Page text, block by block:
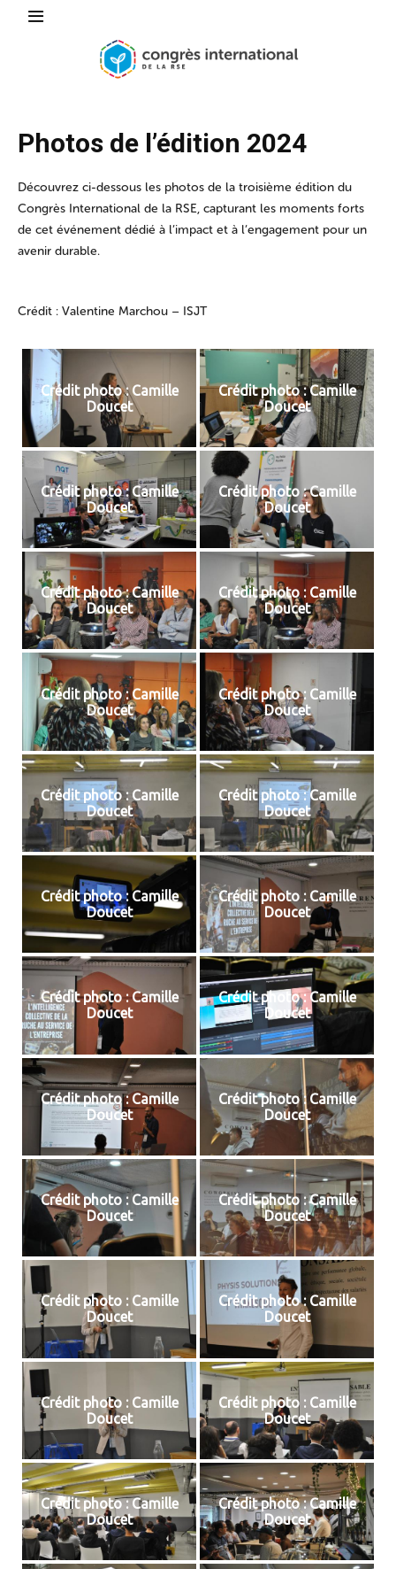
Photos de l’édition 2024
Découvrez ci-dessous les photos de la troisième édition du
Congrès International de la RSE, capturant les moments forts
de cet événement dédié à l’impact et à l’engagement pour un
avenir durable.
Crédit : Valentine Marchou – ISJT
Crédit photo : Camille
Doucet
Crédit photo : Camille
Doucet
Crédit photo : Camille
Doucet
Crédit photo : Camille
Doucet
Crédit photo : Camille
Doucet
Crédit photo : Camille
Doucet
Crédit photo : Camille
Doucet
Crédit photo : Camille
Doucet
Crédit photo : Camille
Doucet
Crédit photo : Camille
Doucet
Crédit photo : Camille
Doucet
Crédit photo : Camille
Doucet
Crédit photo : Camille
Doucet
Crédit photo : Camille
Doucet
Crédit photo : Camille
Doucet
Crédit photo : Camille
Doucet
Crédit photo : Camille
Doucet
Crédit photo : Camille
Doucet
Crédit photo : Camille
Doucet
Crédit photo : Camille
Doucet
Crédit photo : Camille
Doucet
Crédit photo : Camille
Doucet
Crédit photo : Camille
Doucet
Crédit photo : Camille
Doucet